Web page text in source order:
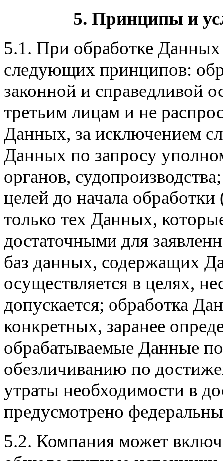
5. Принципы и
5.1. При обработке
следующих принципов:
законной и справедливой
третьим лицам и не
Данных, за исключением
Данных по запросу
органов,
целей до начала
только тех Данных,
достаточными для
баз данных, содержащих
осуществляется в целях,
допускается; обработка
конкретных, заранее
обрабатываемые Данные
обезличиванию по
утраты необходимости в
предусмотрено
5.2. Компания может